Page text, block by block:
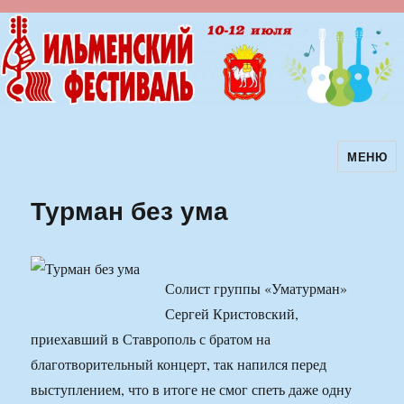
Ильменский фестиваль авторскойМЕНЮ
Турман без ума
Солист группы «Уматурман»
Сергей Кристовский,
приехавший в Ставрополь с братом на
благотворительный концерт, так напился перед
выступлением, что в итоге не смог спеть даже одну